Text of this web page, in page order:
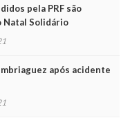
pela PRF são
Natal Solidário
após acidente